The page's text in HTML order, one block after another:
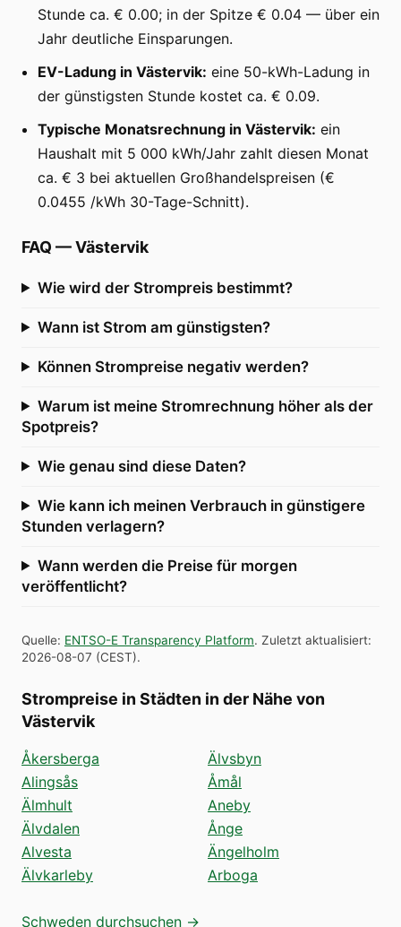
Stunde ca. € 0.00; in der Spitze € 0.04 — über ein
Jahr deutliche Einsparungen.
EV-Ladung in Västervik: eine 50-kWh-Ladung in
der günstigsten Stunde kostet ca. € 0.09.
Typische Monatsrechnung in Västervik: ein
Haushalt mit 5 000 kWh/Jahr zahlt diesen Monat
ca. € 3 bei aktuellen Großhandelspreisen (€
0.0455 /kWh 30-Tage-Schnitt).
FAQ —Västervik
Wie wird der Strompreis bestimmt?
Wann ist Strom am günstigsten?
Können Strompreise negativ werden?
Warum ist meine Stromrechnung höher als der
Spotpreis?
Wie genau sind diese Daten?
Wie kann ich meinen Verbrauch in günstigere
Stunden verlagern?
Wann werden die Preise für morgen
veröffentlicht?
Quelle: ENTSO-E Transparency Platform. Zuletzt aktualisiert:
2026-08-07 (CEST).
Strompreise in Städten in der Nähe von
Västervik
Åkersberga
Alingsås
Älmhult
Älvdalen
Alvesta
Älvkarleby
Älvsbyn
Åmål
Aneby
Ånge
Ängelholm
Arboga
Schweden durchsuchen →